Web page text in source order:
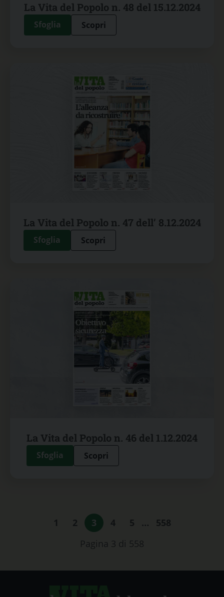
La Vita del Popolo n. 48 del 15.12.2024
Sfoglia Scopri
La Vita del Popolo n. 47 dell’ 8.12.2024
Sfoglia Scopri
La Vita del Popolo n. 46 del 1.12.2024
Sfoglia Scopri
1 2 3 4 5 …
558
Pagina 3 di 558